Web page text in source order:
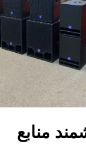
منابع